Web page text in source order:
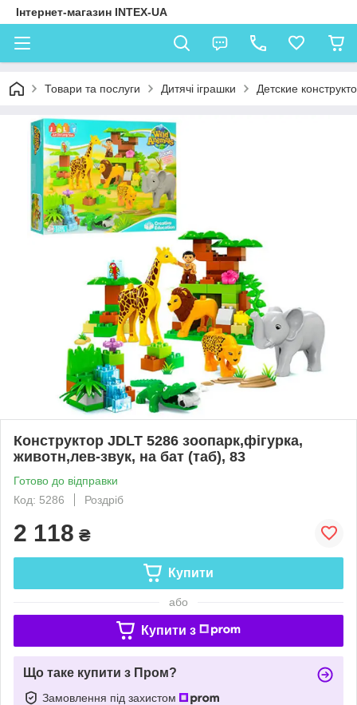
Інтернет-магазин INTEX-UA
Товари та послуги Дитячі іграшки Детские
Конструктор JDLT 5286 зоопарк,фігурка,
животн,лев-звук, на бат (таб), 83
Готово до відправки
Код: 5286
Роздріб
2 118 ₴
Купити
або
Купити з
Що таке купити з Пром?
Замовлення під захистом